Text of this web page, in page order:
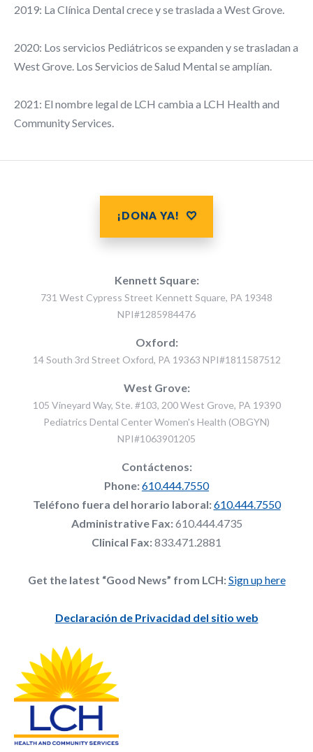
2019: La Clínica Dental crece y se traslada a West Grove.
2020: Los servicios Pediátricos se expanden y se trasladan a
West Grove. Los Servicios de Salud Mental se amplían.
2021: El nombre legal de LCH cambia a LCH Health and
Community Services.
¡DONA YA!
Kennett Square:
731 West Cypress Street Kennett Square, PA 19348
NPI#1285984476
Oxford:
14 South 3rd Street Oxford, PA 19363 NPI#1811587512
West Grove:
105 Vineyard Way, Ste. #103, 200 West Grove, PA 19390
Pediatrics Dental Center Women's Health (OBGYN)
NPI#1063901205
Contáctenos:
Phone:610.444.7550
Teléfono fuera del horario laboral:610.444.7550
Administrative Fax:610.444.4735
Clinical Fax:833.471.2881
Get the latest “Good News” from LCH:Sign up here
Declaración de Privacidad del sitio web